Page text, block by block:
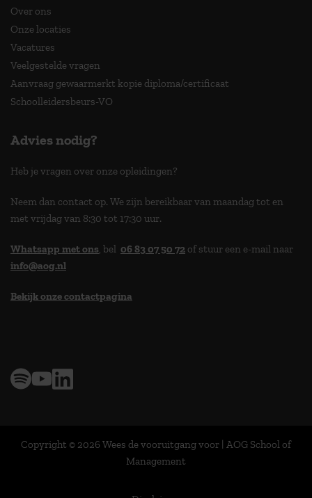
Over ons
Onze locaties
Vacatures
Veelgestelde vragen
Aanvraag gewaarmerkt kopie diploma/certificaat
Schoolleidersbeurs-VO
Advies nodig?
Heb je vragen over onze opleidingen?
Neem dan contact op. We zijn bereikbaar van maandag tot en
met vrijdag van 8:30 tot 17:30 uur.
Whatsapp met ons , bel 06 83 07 50 72 of stuur een e-mail naar
info@aog.nl
Bekijk onze contactpagina
Copyright © 2026 Wees de vooruitgang voor | AOG School of
Management